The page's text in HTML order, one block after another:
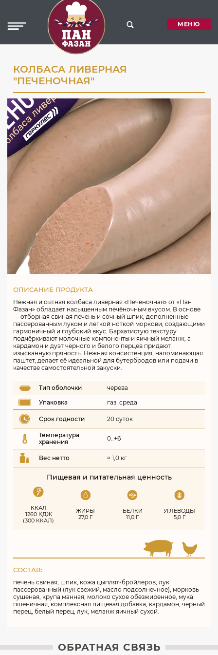
МЕНЮ
КОЛБАСА ЛИВЕРНАЯ
"ПЕЧЕНОЧНАЯ"
ОПИСАНИЕ ПРОДУКТА
Нежная и сытная колбаса ливерная «Печёночная» от «Пан
Фазан» обладает насыщенным печёночным вкусом. В основе
— отборная свиная печень и сочный шпик, дополненные
пассерованным луком и лёгкой ноткой моркови, создающими
гармоничный и глубокий вкус. Бархатистую текстуру
подчёркивают молочные компоненты и яичный меланж, а
кардамон и дуэт чёрного и белого перцев придают
изысканную пряность. Нежная консистенция, напоминающая
паштет, делает её идеальной для бутербродов или подачи в
качестве самостоятельной закуски.
Тип оболочки
черева
Упаковка
газ. среда
Срок годности 20 суток
Температура
хранения
0..+6
Вес нетто ≈ 1,0 кг
Пищевая и питательная ценность
ККАЛ
1260 КДЖ
(300 ККАЛ)
ЖИРЫ
27,0 Г
БЕЛКИ
11,0 Г
УГЛЕВОДЫ
5,0 Г
СОСТАВ:
печень свиная, шпик, кожа цыплят-бройлеров, лук
пассерованный (лук свежий, масло подсолнечное), морковь
сушеная, крупа манная, молоко сухое обезжиренное, мука
пшеничная, комплексная пищевая добавка, кардамон, черный
перец, белый перец, лук, меланж яичный сухой.
ОБРАТНАЯ СВЯЗЬ